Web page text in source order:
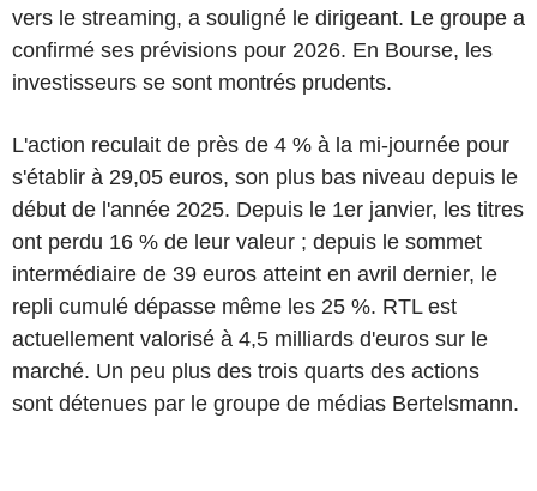
vers le streaming, a souligné le dirigeant. Le groupe a
confirmé ses prévisions pour 2026. En Bourse, les
investisseurs se sont montrés prudents.
L'action reculait de près de 4 % à la mi-journée pour
s'établir à 29,05 euros, son plus bas niveau depuis le
début de l'année 2025. Depuis le 1er janvier, les titres
ont perdu 16 % de leur valeur ; depuis le sommet
intermédiaire de 39 euros atteint en avril dernier, le
repli cumulé dépasse même les 25 %. RTL est
actuellement valorisé à 4,5 milliards d'euros sur le
marché. Un peu plus des trois quarts des actions
sont détenues par le groupe de médias Bertelsmann.